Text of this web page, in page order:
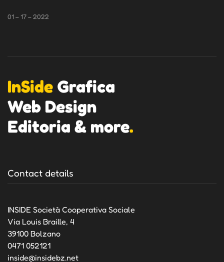
01 – 17 – 2022
InSide Grafica
Web Design
Editoria & more.
Contact details
INSIDE Società Cooperativa Sociale
Via Louis Braille, 4
39100 Bolzano
0471 052121
inside@insidebz.net